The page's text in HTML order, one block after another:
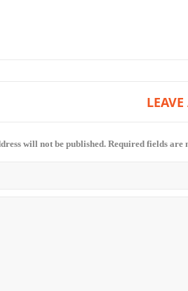
will not be published. Required fields are